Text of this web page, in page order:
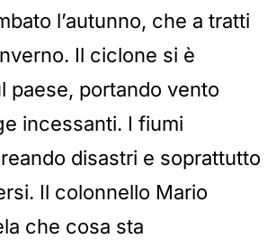
l’autunno, che a tratti
Il ciclone si è
paese, portando vento
incessanti. I fiumi
disastri e soprattutto
Il colonnello Mario
che cosa sta